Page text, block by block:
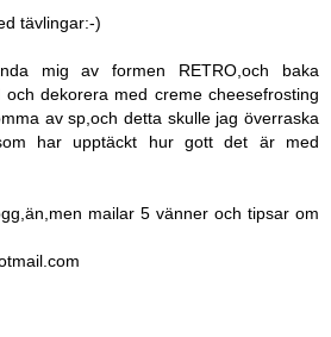
tävlingar:-)
mig av formen RETRO,och baka
och dekorera med creme cheesefrosting
av sp,och detta skulle jag överraska
har upptäckt hur gott det är med
mailar 5 vänner och tipsar om